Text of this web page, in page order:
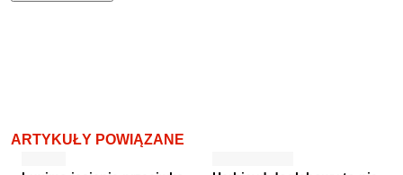
ARTYKUŁY POWIĄZANE